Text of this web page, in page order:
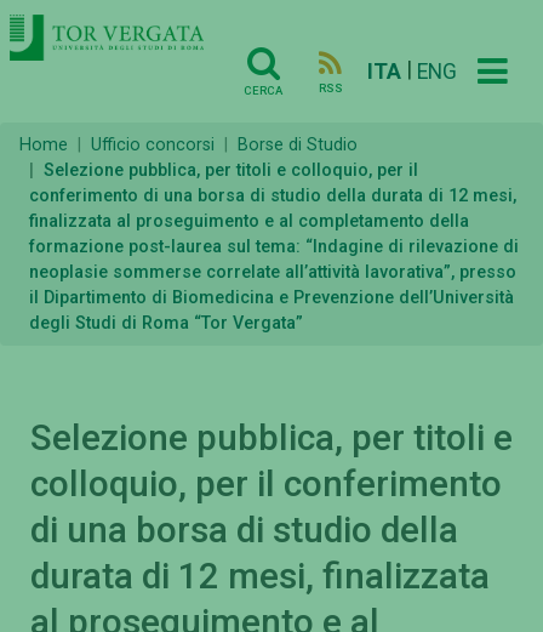
CERCA RSS
ITA ENG
Home Ufficio concorsi
Borse di Studio
Selezione pubblica, per titoli e colloquio, per il
conferimento di una borsa di studio della durata di 12 mesi,
finalizzata al proseguimento e al completamento della
formazione post-laurea sul tema: “Indagine di rilevazione di
neoplasie sommerse correlate all’attività lavorativa”, presso
il Dipartimento di Biomedicina e Prevenzione dell’Università
degli Studi di Roma “Tor Vergata”
Selezione pubblica, per titoli e
colloquio, per il conferimento
di una borsa di studio della
durata di 12 mesi, finalizzata
al proseguimento e al